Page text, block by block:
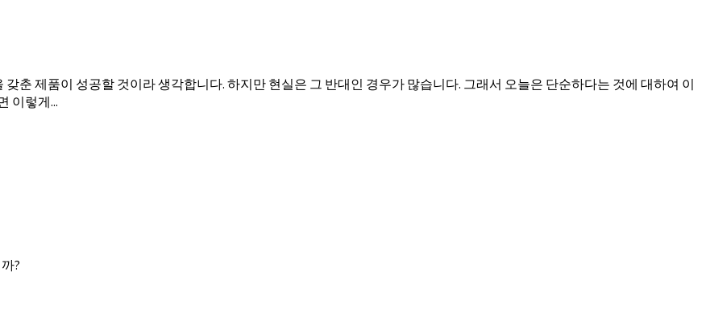
춘 제품이 성공할 것이라 생각합니다. 하지만 현실은 그 반대인 경우가 많습니다. 그래서 오늘은 단순하다는 것에 대하여 이
이렇게...
?